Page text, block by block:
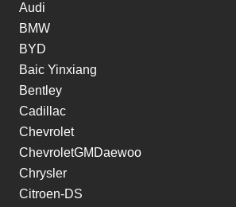
Audi
BMW
BYD
Baic Yinxiang
Bentley
Cadillac
Chevrolet
ChevroletGMDaewoo
Chrysler
Citroen-DS